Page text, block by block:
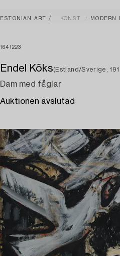
ESTONIAN ART KONST MODERN
1641223
Endel Kõks(Estland/Sverige,
Dam med fåglar
Auktionen avslutad